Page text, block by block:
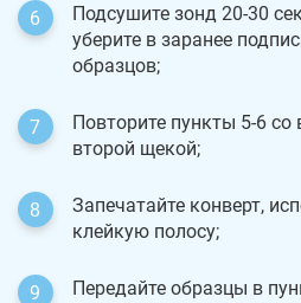
Подсушите зонд 20-30
уберите в заранее
образцов;
Повторите пункты 5-6
второй щекой;
Запечатайте конверт,
клейкую полосу;
Передайте образцы в